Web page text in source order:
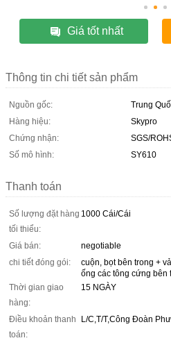
Giá tốt nhất
Thông tin chi tiết sản phẩm
Nguồn gốc:
Trung
Hàng hiệu:
Skypro
Chứng nhận:
SGS/
Số mô hình:
SY610
Thanh toán
Số lượng đặt hàng
tối thiểu:
1000 Cái/Cái
Giá bán:
negotiable
chi tiết đóng gói:
cuộn, bọt bên trong +
ống các tông cứng bên
Thời gian giao
hàng:
15 NGÀY
Điều khoản thanh
toán:
L/C,T/T,Công Đoàn